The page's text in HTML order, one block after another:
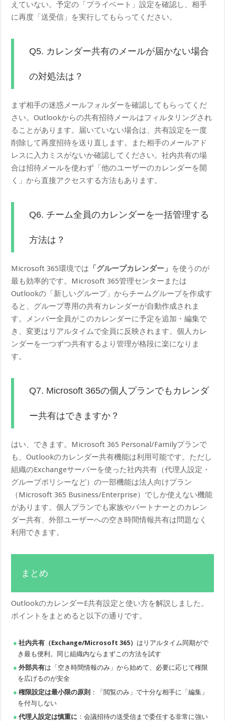
えていない。予定の「プライベート」設定を確認し、相手
に再度「送受信」を実行してもらってください。
Q5. カレンダー共有のメールが届かない場合
の対処法は？
まず相手の迷惑メールフォルダーを確認してもらってくだ
さい。Outlookからの共有招待メールはフィルタリングされ
ることがあります。届いていない場合は、共有設定を一度
削除して再度招待を送り直します。また相手のメールアド
レスに入力ミスがないか確認してください。社内共有の場
合は招待メールを使わず「他のユーザーのカレンダーを開
く」から直接アクセスする方法もあります。
Q6. チーム全員のカレンダーを一括管理する
方法は？
Microsoft 365環境では 「グループカレンダー」 を使うのが
最も効率的です。Microsoft 365管理センターまたは
Outlookの「新しいグループ」からチームグループを作成す
ると、グループ専用の共有カレンダーが自動作成されま
す。メンバー全員がこのカレンダーに予定を追加・編集で
き、変更はリアルタイムで全員に反映されます。個人カレ
ンダーを一つずつ共有するより管理が格段に楽になりま
す。
Q7. Microsoft 365の個人プランでもカレンダ
ー共有はできますか？
はい、できます。Microsoft 365 Personal/Familyプランで
も、Outlookのカレンダー共有機能は利用可能です。ただし
組織のExchangeサーバーを使った社内共有（代理人設定・
グループポリシーなど）の一部機能は法人向けプラン
（Microsoft 365 Business/Enterprise）でしか使えない機能
があります。個人プランでも家族やパートナーとのカレン
ダー共有、外部ユーザーへの空き時間情報共有は問題なく
利用できます。
まとめ
OutlookのカレンダーE共有設定と使い方を解説しました。
ポイントをまとめると以下の通りです。
社内共有（Exchange/Microsoft 365） はリアルタイム同期がで
き最も便利。同じ組織内ならまずこの方法を試す
外部共有は「空き時間情報のみ」から始めて、必要に応じて権限
を広げるのが安全
権限設定は最小限の原則 ：「閲覧のみ」で十分な相手に「編集」
を付与しない
代理人設定は慎重に ：会議招待の送受信まで委任する非常に強い